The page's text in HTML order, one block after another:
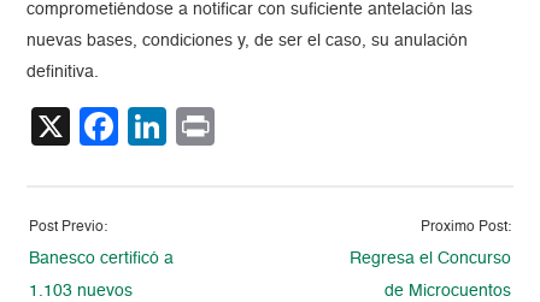
comprometiéndose a notificar con suficiente antelación las
nuevas bases, condiciones y, de ser el caso, su anulación
definitiva.
X Facebook
LinkedIn
Post Previo:
Banesco certificó a
1.103 nuevos
Proximo Post:
Regresa el Concurso
de Microcuentos